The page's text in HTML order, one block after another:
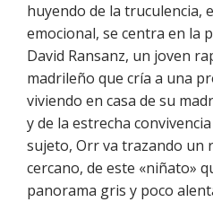
huyendo de la truculencia,
emocional, se centra en la
David Ransanz, un joven
madrileño que cría a una
viviendo en casa de su
y de la estrecha
sujeto, Orr va trazando un
cercano, de este «niñato»
panorama gris y poco